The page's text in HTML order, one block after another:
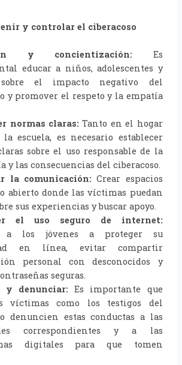
y controlar el ciberacoso
y concientización: Es
educar a niños, adolescentes y
el impacto negativo del
y promover el respeto y la empatía
normas claras: Tanto en el hogar
escuela, es necesario establecer
sobre el uso responsable de la
y las consecuencias del ciberacoso.
la comunicación: Crear espacios
abierto donde las víctimas puedan
sus experiencias y buscar apoyo.
el uso seguro de internet:
a los jóvenes a proteger su
en línea, evitar compartir
personal con desconocidos y
seguras.
y denunciar: Es importante que
víctimas como los testigos del
denuncien estas conductas a las
correspondientes y a las
digitales para que tomen